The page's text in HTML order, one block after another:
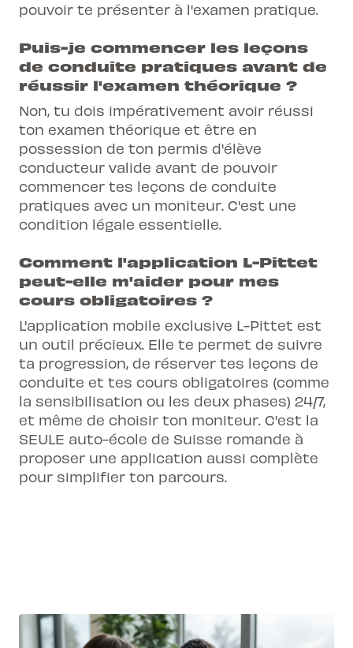
pouvoir te présenter à l'examen pratique.
Puis-je commencer les leçons
de conduite pratiques avant de
réussir l'examen théorique ?
Non, tu dois impérativement avoir réussi
ton examen théorique et être en
possession de ton permis d'élève
conducteur valide avant de pouvoir
commencer tes leçons de conduite
pratiques avec un moniteur. C'est une
condition légale essentielle.
Comment l'application L-Pittet
peut-elle m'aider pour mes
cours obligatoires ?
L'application mobile exclusive L-Pittet est
un outil précieux. Elle te permet de suivre
ta progression, de réserver tes leçons de
conduite et tes cours obligatoires (comme
la sensibilisation ou les deux phases) 24/7,
et même de choisir ton moniteur. C'est la
SEULE auto-école de Suisse romande à
proposer une application aussi complète
pour simplifier ton parcours.